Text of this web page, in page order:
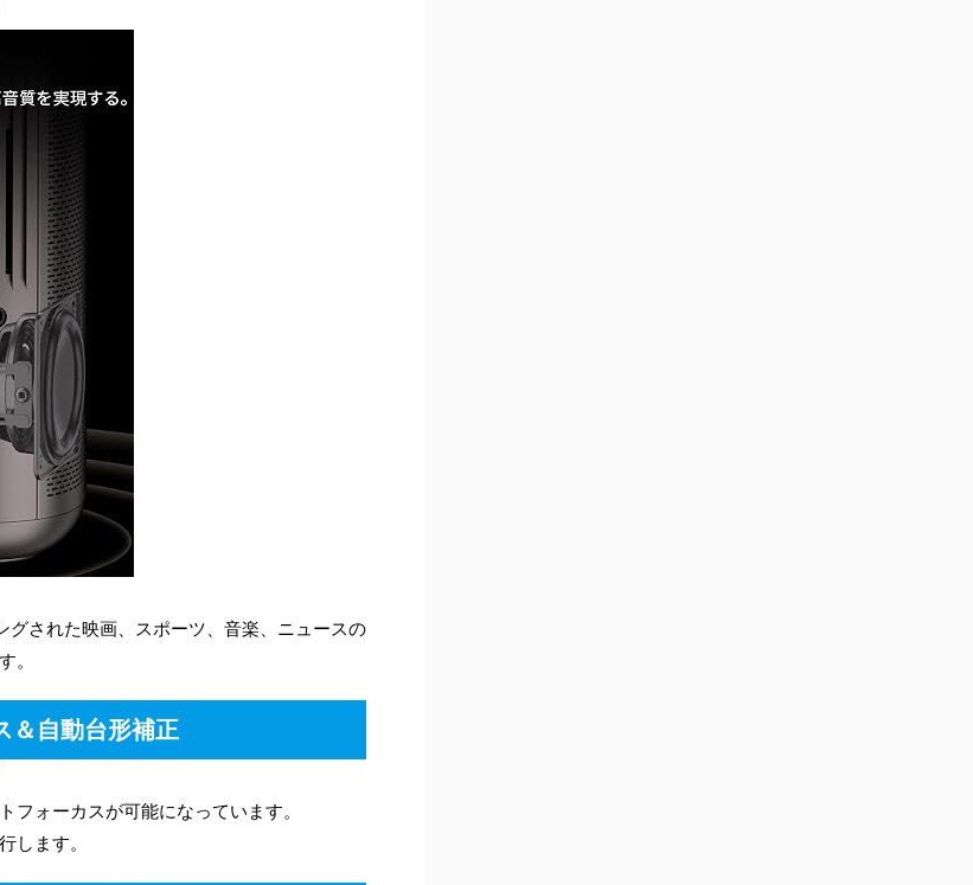
された映画、スポーツ、音楽、ニュースの
。
＆自動台形補正
フォーカスが可能になっています。
します。